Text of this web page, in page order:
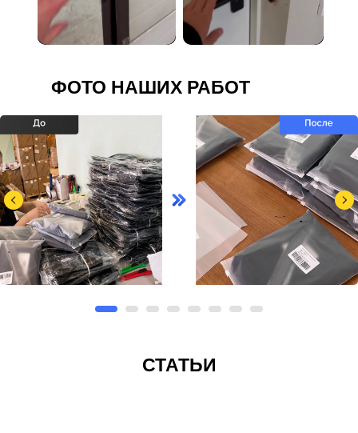
ФОТО НАШИХ РАБОТ
СТАТЬИ